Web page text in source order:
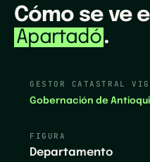
Cómo se ve
Apartadó.
GESTOR CATASTRAL
Gobernación de
FIGURA
Departamento